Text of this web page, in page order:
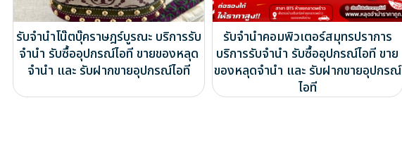
รับจำนำโน๊ตบุ๊คราษฎร์บูรณะ บริการรับ
จำนำ รับซื้ออุปกรณ์ไอที ขายของหลุด
จำนำ และ รับฝากขายอุปกรณ์ไอที
รับจำนำคอมพิวเตอร์สมุทรปราการ
บริการรับจำนำ รับซื้ออุปกรณ์ไอที ขาย
ของหลุดจำนำ และ รับฝากขายอุปกรณ์
ไอที